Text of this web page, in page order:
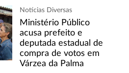
Notícias Diversas
Ministério Público
acusa prefeito e
deputada estadual de
compra de votos em
Várzea da Palma